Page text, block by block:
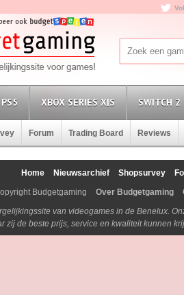
PS5 XBOX SERIES X|S SWITCH 2
Forum Trading Board Reviews
Home Nieuwsarchief Shopsurvey
Budgetgaming
Over Budgetgaming
van videogames in de Benelux.
zij de beste prijs, service en kwaliteit kunnen